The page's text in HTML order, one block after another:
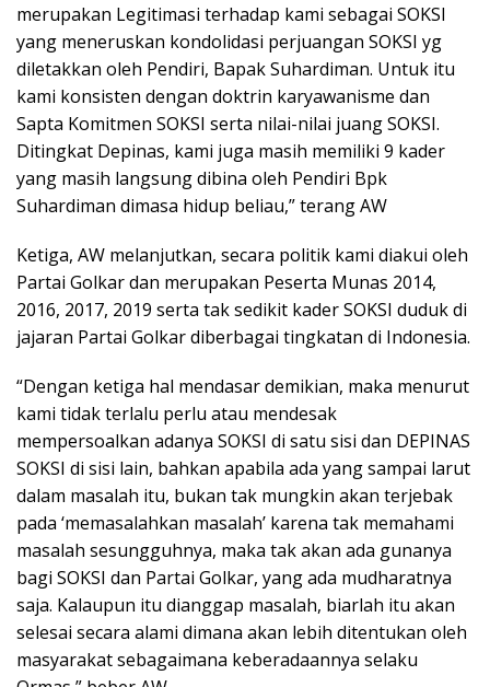
merupakan Legitimasi terhadap kami sebagai SOKSI
yang meneruskan kondolidasi perjuangan SOKSI yg
diletakkan oleh Pendiri, Bapak Suhardiman. Untuk itu
kami konsisten dengan doktrin karyawanisme dan
Sapta Komitmen SOKSI serta nilai-nilai juang SOKSI.
Ditingkat Depinas, kami juga masih memiliki 9 kader
yang masih langsung dibina oleh Pendiri Bpk
Suhardiman dimasa hidup beliau,” terang AW
Ketiga, AW melanjutkan, secara politik kami diakui oleh
Partai Golkar dan merupakan Peserta Munas 2014,
2016, 2017, 2019 serta tak sedikit kader SOKSI duduk di
jajaran Partai Golkar diberbagai tingkatan di Indonesia.
“Dengan ketiga hal mendasar demikian, maka menurut
kami tidak terlalu perlu atau mendesak
mempersoalkan adanya SOKSI di satu sisi dan DEPINAS
SOKSI di sisi lain, bahkan apabila ada yang sampai larut
dalam masalah itu, bukan tak mungkin akan terjebak
pada ‘memasalahkan masalah’ karena tak memahami
masalah sesungguhnya, maka tak akan ada gunanya
bagi SOKSI dan Partai Golkar, yang ada mudharatnya
saja. Kalaupun itu dianggap masalah, biarlah itu akan
selesai secara alami dimana akan lebih ditentukan oleh
masyarakat sebagaimana keberadaannya selaku